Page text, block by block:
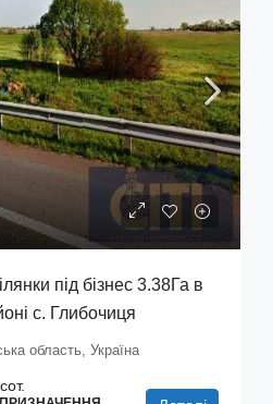
під бізнес 3.38Га в
с. Глибочиця
область, Україна
сот.